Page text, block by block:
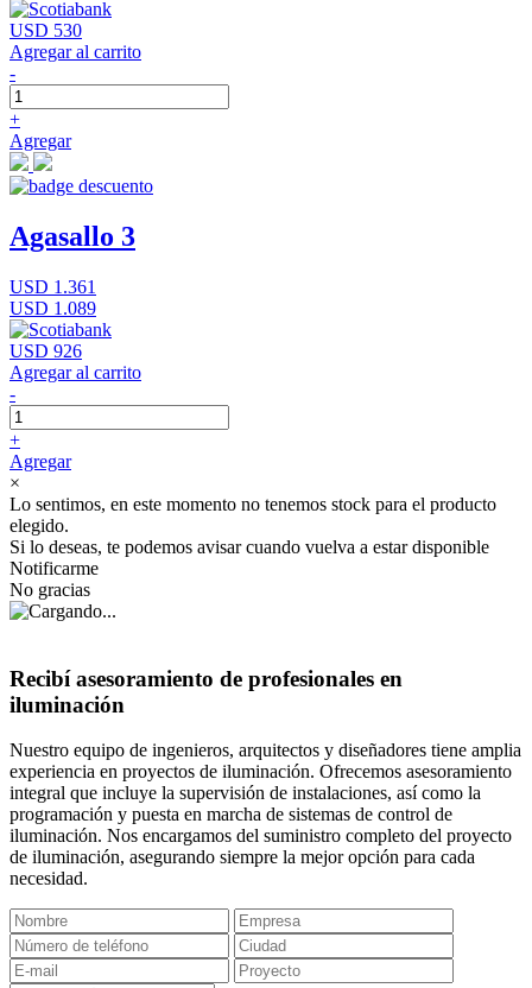
USD 530
Agregar al carrito
-
+
Agregar
Agasallo 3
USD 1.361
USD 1.089
USD 926
Agregar al carrito
-
+
Agregar
×
Lo sentimos, en este momento no tenemos stock para el producto
elegido.
Si lo deseas, te podemos avisar cuando vuelva a estar disponible
Notificarme
No gracias
Recibí asesoramiento de profesionales en
iluminación
Nuestro equipo de ingenieros, arquitectos y diseñadores tiene amplia
experiencia en proyectos de iluminación. Ofrecemos asesoramiento
integral que incluye la supervisión de instalaciones, así como la
programación y puesta en marcha de sistemas de control de
iluminación. Nos encargamos del suministro completo del proyecto
de iluminación, asegurando siempre la mejor opción para cada
necesidad.